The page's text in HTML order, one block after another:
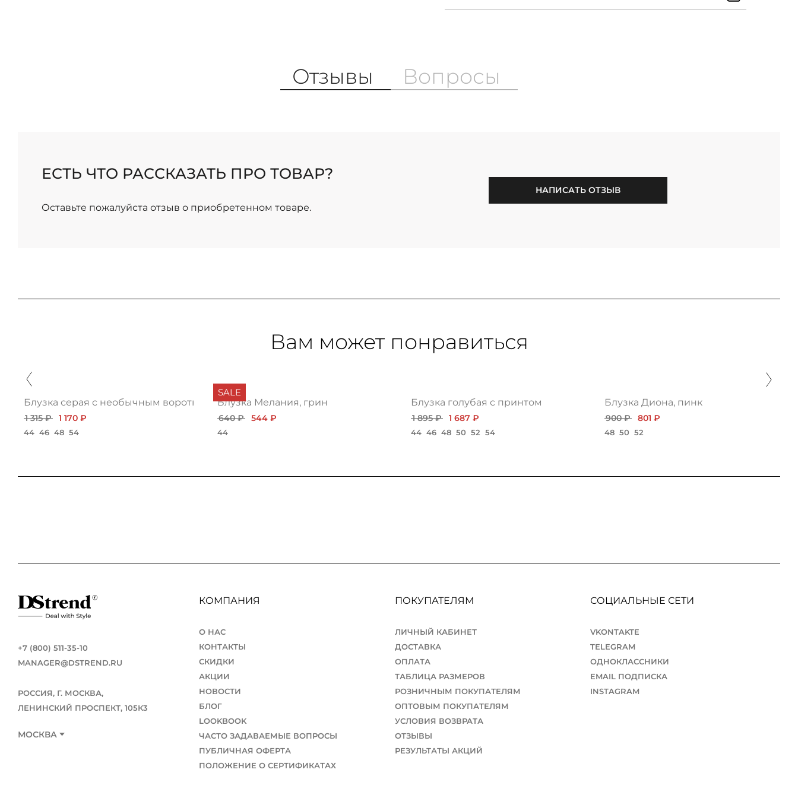
Отзывы Вопросы
ЕСТЬ ЧТО РАССКАЗАТЬ ПРО ТОВАР?
Оставьте пожалуйста отзыв о приобретенном товаре.
НАПИСАТЬ ОТЗЫВ
Вам может понравиться
Блузка серая с необычным воротником
1 315 ₽ 1 170 ₽
44 46 48 54
SALE
Блузка Мелания, грин
640 ₽ 544 ₽
44
Блузка голубая с принтом
1 895 ₽ 1 687 ₽
44 46 48 50 52 54
Блузка Диона, пинк
900 ₽ 801 ₽
48 50 52
+7 (800) 511-35-10
MANAGER@DSTREND.RU
РОССИЯ, Г. МОСКВА,
ЛЕНИНСКИЙ ПРОСПЕКТ, 105К3
МОСКВА
КОМПАНИЯ
О НАС
КОНТАКТЫ
СКИДКИ
АКЦИИ
НОВОСТИ
БЛОГ
LOOKBOOK
ЧАСТО ЗАДАВАЕМЫЕ ВОПРОСЫ
ПУБЛИЧНАЯ ОФЕРТА
ПОЛОЖЕНИЕ О СЕРТИФИКАТАХ
ПОКУПАТЕЛЯМ
ЛИЧНЫЙ КАБИНЕТ
ДОСТАВКА
ОПЛАТА
ТАБЛИЦА РАЗМЕРОВ
РОЗНИЧНЫМ ПОКУПАТЕЛЯМ
ОПТОВЫМ ПОКУПАТЕЛЯМ
УСЛОВИЯ ВОЗВРАТА
ОТЗЫВЫ
РЕЗУЛЬТАТЫ АКЦИЙ
СОЦИАЛЬНЫЕ СЕТИ
VKONTAKTE
TELEGRAM
ОДНОКЛАССНИКИ
EMAIL ПОДПИСКА
INSTAGRAM